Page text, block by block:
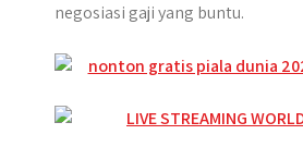
negosiasi gaji yang buntu.